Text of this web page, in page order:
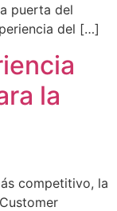
puerta del
del […]
la
competitivo, la